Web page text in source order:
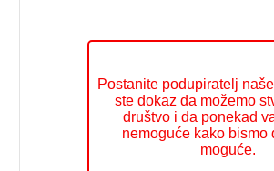
Postanite podupiratelj
ste dokaz da možemo
društvo i da ponekad
nemoguće kako bismo
moguće.